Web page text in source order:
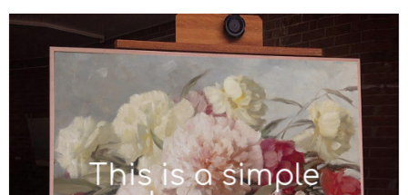
This is a simple